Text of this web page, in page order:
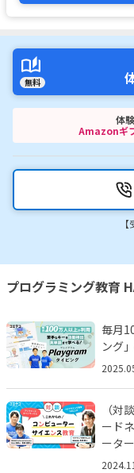
無料
体
Amazonギ
プログラミング教育
毎月
ング
（対
ード
ータ